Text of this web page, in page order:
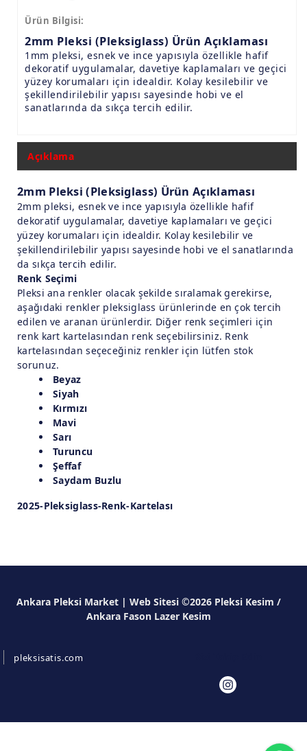
Ürün Bilgisi:
2mm Pleksi (Pleksiglass) Ürün Açıklaması
1mm pleksi, esnek ve ince yapısıyla özellikle hafif
dekoratif uygulamalar, davetiye kaplamaları ve geçici
yüzey korumaları için idealdir. Kolay kesilebilir ve
şekillendirilebilir yapısı sayesinde hobi ve el
sanatlarında da sıkça tercih edilir.
Açıklama
2mm Pleksi (Pleksiglass) Ürün Açıklaması
2mm pleksi, esnek ve ince yapısıyla özellikle hafif
dekoratif uygulamalar, davetiye kaplamaları ve geçici
yüzey korumaları için idealdir. Kolay kesilebilir ve
şekillendirilebilir yapısı sayesinde hobi ve el sanatlarında
da sıkça tercih edilir.
Renk Seçimi
Pleksi ana renkler olacak şekilde sıralamak gerekirse,
aşağıdaki renkler pleksiglass ürünlerinde en çok tercih
edilen ve aranan ürünlerdir. Diğer renk seçimleri için
renk kart kartelasından renk seçebilirsiniz. Renk
kartelasından seçeceğiniz renkler için lütfen stok
sorunuz.
Beyaz
Siyah
Kırmızı
Mavi
Sarı
Turuncu
Şeffaf
Saydam Buzlu
2025-Pleksiglass-Renk-Kartelası
Ankara Pleksi Market | Web Sitesi ©2026 Pleksi Kesim /
Ankara Fason Lazer Kesim
pleksisatis.com